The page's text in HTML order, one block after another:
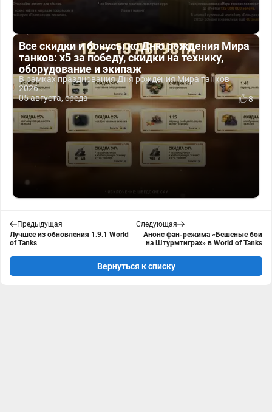
Все скидки и бонусы ко Дню рождения Мира
танков: x5 за победу, скидки на технику,
оборудование и экипаж
В рамках празднования Дня рождения Мира танков
2026...
05 августа, среда
8
Предыдущая
Лучшее из обновления 1.9.1 World
of Tanks
Следующая
Анонс фан-режима «Бешеные бои
на Штурмтиграх» в World of Tanks
Вернуться к списку